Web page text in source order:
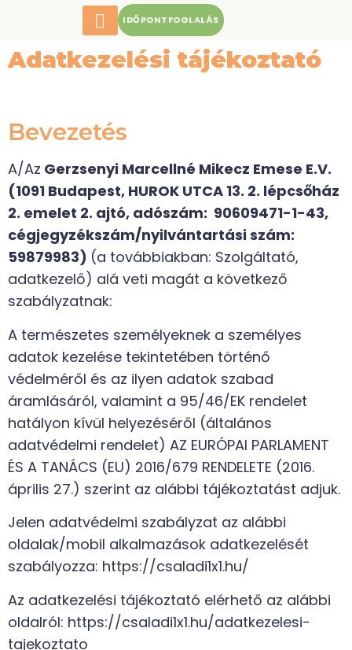
IDŐPONTFOGLALÁS
Adatkezelési tájékoztató
Bevezetés
A/Az Gerzsenyi Marcellné Mikecz Emese E.V.
(1091 Budapest, HUROK UTCA 13. 2. lépcsőház
2. emelet 2. ajtó, adószám: 90609471-1-43,
cégjegyzékszám/nyilvántartási szám:
59879983) (a továbbiakban: Szolgáltató,
adatkezelő) alá veti magát a következő
szabályzatnak:
A természetes személyeknek a személyes
adatok kezelése tekintetében történő
védelméről és az ilyen adatok szabad
áramlásáról, valamint a 95/46/EK rendelet
hatályon kívül helyezéséről (általános
adatvédelmi rendelet) AZ EURÓPAI PARLAMENT
ÉS A TANÁCS (EU) 2016/679 RENDELETE (2016.
április 27.) szerint az alábbi tájékoztatást adjuk.
Jelen adatvédelmi szabályzat az alábbi
oldalak/mobil alkalmazások adatkezelését
szabályozza: https://csaladi1x1.hu/
Az adatkezelési tájékoztató elérhető az alábbi
oldalról: https://csaladi1x1.hu/adatkezelesi-
tajekoztato